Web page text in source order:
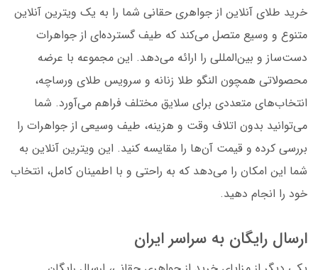
خرید طلای آنلاین از جواهری حقانی شما را به یک ویترین آنلاین
متنوع و وسیع متصل می‌کند که طیف گسترده‌ای از جواهرات
دست‌ساز و بین‌المللی را ارائه می‌دهد. این مجموعه با عرضه
محصولاتی همچون النگو طلا زنانه و سرویس طلای ورساچه،
انتخاب‌های متعددی برای سلایق مختلف فراهم می‌آورد. شما
می‌توانید بدون اتلاف وقت و هزینه، طیف وسیعی از جواهرات را
بررسی کرده و قیمت آن‌ها را مقایسه کنید. این ویترین آنلاین به
شما این امکان را می‌دهد که به راحتی و با اطمینان کامل، انتخاب
خود را انجام دهید.
ارسال رایگان به سراسر ایران